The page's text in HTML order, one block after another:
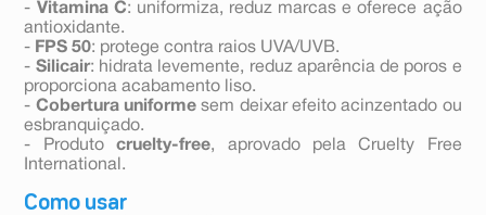
- Vitamina C: uniformiza, reduz marcas e oferece ação
antioxidante.
- FPS 50: protege contra raios UVA/UVB.
- Silicair: hidrata levemente, reduz aparência de poros e
proporciona acabamento liso.
- Cobertura uniforme sem deixar efeito acinzentado ou
esbranquiçado.
- Produtocruelty-free, aprovado pela Cruelty Free
International.
Como usar